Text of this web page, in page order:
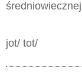
jot/ tot/